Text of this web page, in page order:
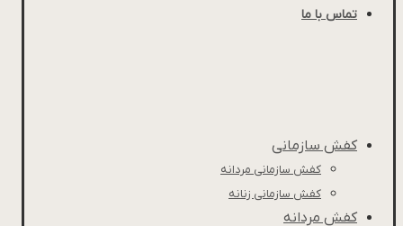
تماس با ما
کفش سازمانی
کفش سازمانی مردانه
کفش سازمانی زنانه
کفش مردانه